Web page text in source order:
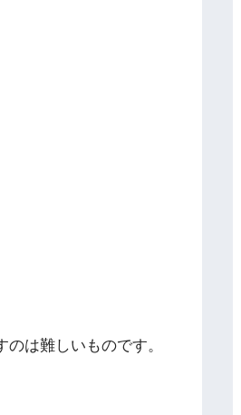
は難しいものです。